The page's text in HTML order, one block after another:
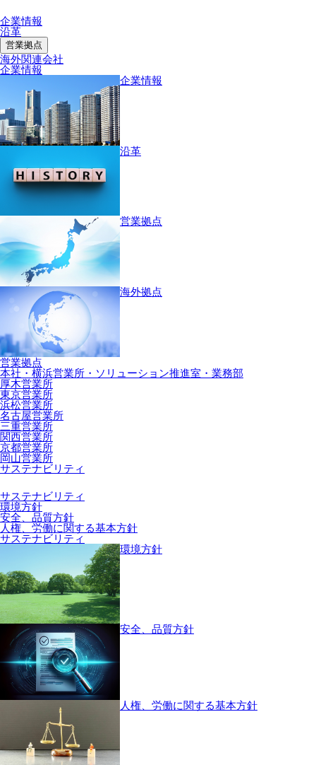
企業情報
沿革
営業拠点
海外関連会社
企業情報
企業情報
沿革
営業拠点
海外拠点
営業拠点
本社・横浜営業所・ソリューション推進室・業務部
厚木営業所
東京営業所
浜松営業所
名古屋営業所
三重営業所
関西営業所
京都営業所
岡山営業所
サステナビリティ
サステナビリティ
環境方針
安全、品質方針
人権、労働に関する基本方針
サステナビリティ
環境方針
安全、品質方針
人権、労働に関する基本方針